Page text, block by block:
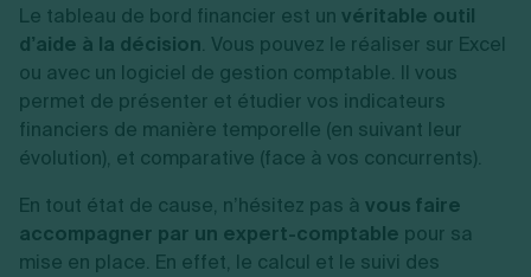
Le tableau de bord financier est un véritable outil
d’aide à la décision. Vous pouvez le réaliser sur Excel
ou avec un logiciel de gestion comptable. Il vous
permet de présenter et étudier vos indicateurs
financiers de manière temporelle (en suivant leur
évolution), et comparative (face à vos concurrents).
En tout état de cause, n’hésitez pas à vous faire
accompagner par un expert-comptable pour sa
mise en place. En effet, le calcul et le suivi des